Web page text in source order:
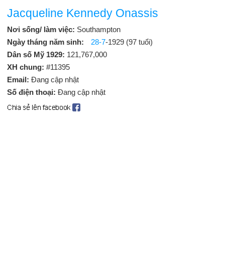
Jacqueline Kennedy Onassis
Nơi sống/ làm việc: Southampton
Ngày tháng năm sinh:
28-7-1929 (97 tuổi)
Dân số Mỹ 1929: 121,767,000
XH chung: #11395
Email: Đang cập nhật
Số điện thoại: Đang cập nhật